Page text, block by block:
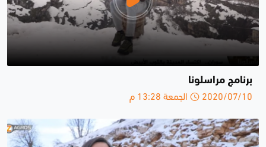
برنامج مراسلونا
2020/07/10 الجمعة 13:28 م